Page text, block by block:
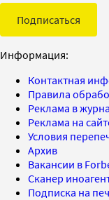
Подписаться
Информация:
Контактная
Правила
Реклама в
Реклама на
Условия
Архив
Вакансии в
Сканер
Подписка на